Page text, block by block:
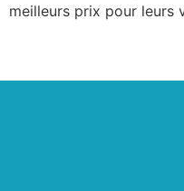
meilleurs prix pour leurs